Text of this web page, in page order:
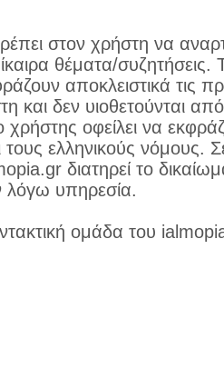
στον χρήστη να
θέματα/συζητήσεις.
αποκλειστικά τις
και δεν υιοθετούνται
οφείλει να
ελληνικούς νόμους.
διατηρεί το
λόγω υπηρεσία.
ομάδα του